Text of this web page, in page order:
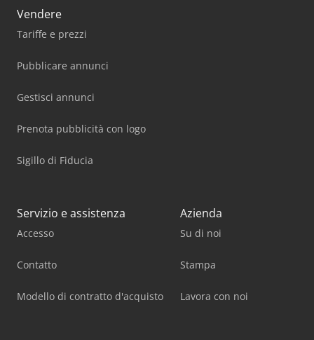
Vendere
Tariffe e prezzi
Pubblicare annunci
Gestisci annunci
Prenota pubblicità con logo
Sigillo di Fiducia
Servizio e assistenza
Accesso
Contatto
Modello di contratto d'acquisto
Azienda
Su di noi
Stampa
Lavora con noi